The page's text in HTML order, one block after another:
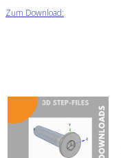
Zum Download: